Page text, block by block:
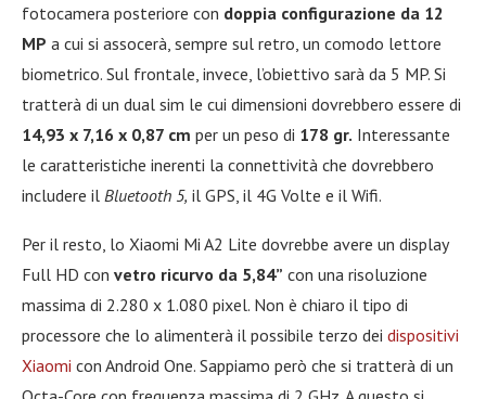
fotocamera posteriore con doppia configurazione da 12
MP a cui si assocerà, sempre sul retro, un comodo lettore
biometrico. Sul frontale, invece, l’obiettivo sarà da 5 MP. Si
tratterà di un dual sim le cui dimensioni dovrebbero essere di
14,93 x 7,16 x 0,87 cm per un peso di 178 gr. Interessante
le caratteristiche inerenti la connettività che dovrebbero
includere il Bluetooth 5, il GPS, il 4G Volte e il Wifi.
Per il resto, lo Xiaomi Mi A2 Lite dovrebbe avere un display
Full HD con vetro ricurvo da 5,84” con una risoluzione
massima di 2.280 x 1.080 pixel. Non è chiaro il tipo di
processore che lo alimenterà il possibile terzo dei dispositivi
Xiaomi con Android One. Sappiamo però che si tratterà di un